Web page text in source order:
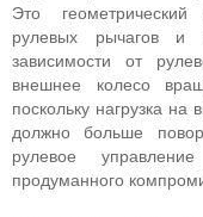
Это
рулевых рычагов и
зависимости от
внешнее колесо
поскольку нагрузка
должно больше
рулевое
продуманного